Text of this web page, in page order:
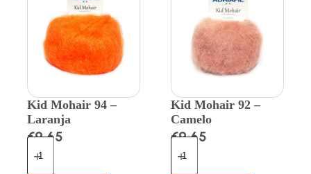
Kid Mohair 94 –
Laranja
€9.65
Kid Mohair 92 –
Camelo
€9.65